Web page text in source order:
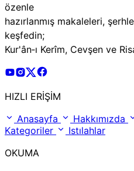
özenle
hazırlanmış makaleleri,
keşfedin;
Kur'ân‑ı Kerîm, Cevşen ve
Risale Online Youtube
Risale Online Instagram
Risale Online X Hesabı
HIZLI ERİŞİM
Anasayfa
Hakkımızda
Kategoriler
Istılahlar
OKUMA